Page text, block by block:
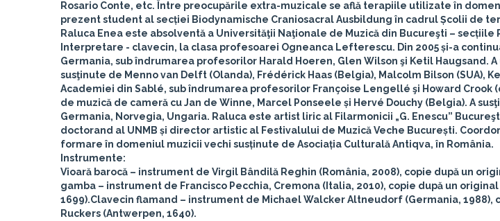
Rosario Conte, etc. Între preocupările extra-muzicale se află terapiile utilizate în
prezent student al secției Biodynamische Craniosacral Ausbildung în cadrul Școlii de
Raluca Enea este absolventă a Universităţii Naţionale de Muzică din Bucureşti –
Interpretare - clavecin, la clasa profesoarei Ogneanca Lefterescu. Din 2005 și-a
Germania, sub îndrumarea profesorilor Harald Hoeren, Glen Wilson şi Ketil Haugsand.
susţinute de Menno van Delft (Olanda), Frédérick Haas (Belgia), Malcolm Bilson (SUA),
Academiei din Sablé, sub îndrumarea profesorilor Françoise Lengellé şi Howard Crook
de muzică de cameră cu Jan de Winne, Marcel Ponseele și Hervé Douchy (Belgia). A
Germania, Norvegia, Ungaria. Raluca este artist liric al Filarmonicii „G. Enescu”
doctorand al UNMB și director artistic al Festivalului de Muzică Veche București.
formare în domeniul muzicii vechi susținute de Asociația Culturală Antiqva, în România.
Instrumente:
Vioară barocă – instrument de Virgil Bândilă Reghin (România, 2008), copie după un
gamba – instrument de Francisco Pecchia, Cremona (Italia, 2010), copie după un
1699).Clavecin flamand – instrument de Michael Walcker Altneudorf (Germania, 1988),
Ruckers (Antwerpen, 1640).